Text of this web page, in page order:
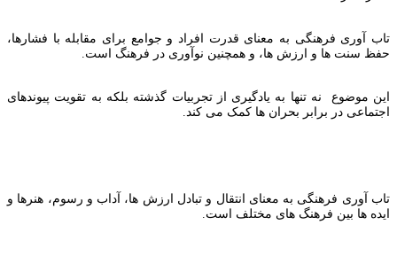
تاب آوری فرهنگی به معنای قدرت افراد و جوامع برای مقابله با فشارها،
حفظ سنت ها و ارزش ها، و همچنین نوآوری در فرهنگ است.
این موضوع نه تنها به یادگیری از تجربیات گذشته بلکه به تقویت پیوندهای
اجتماعی در برابر بحران ها کمک می کند.
تاب آوری فرهنگی به معنای انتقال و تبادل ارزش ها، آداب و رسوم، هنرها و
ایده ها بین فرهنگ های مختلف است.